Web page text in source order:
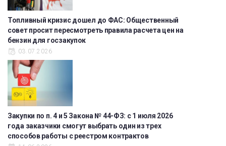
Топливный кризис дошел до ФАС: Общественный
совет просит пересмотреть правила расчета цен на
бензин для госзакупок
03.07.2026
Закупки по п. 4 и 5 Закона № 44-ФЗ: с 1 июля 2026
года заказчики смогут выбрать один из трех
способов работы с реестром контрактов